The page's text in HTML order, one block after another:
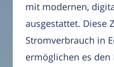
mit modernen,
ausgestattet. Diese
Stromverbrauch in
ermöglichen es den